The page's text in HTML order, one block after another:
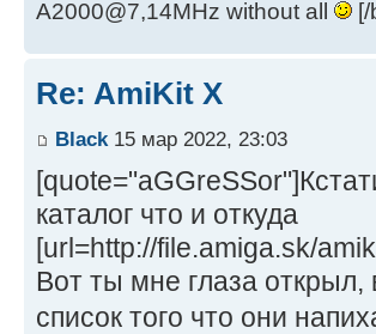
A2000@7,14MHz without all
[/
Re: AmiKit X
Black 15 мар 2022, 23:03
каталог что и откуда
[url=http://file.amiga.sk/
Вот ты мне глаза открыл,
список того что они